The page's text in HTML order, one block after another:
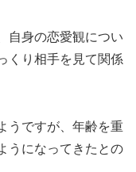
自身の恋愛観につい
くり相手を見て関係
うですが、年齢を重
うになってきたとの